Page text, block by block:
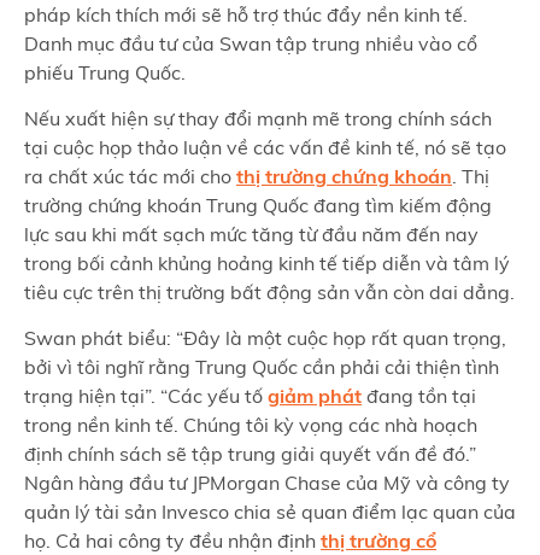
pháp kích thích mới sẽ hỗ trợ thúc đẩy nền kinh tế.
Danh mục đầu tư của Swan tập trung nhiều vào cổ
phiếu Trung Quốc.
Nếu xuất hiện sự thay đổi mạnh mẽ trong chính sách
tại cuộc họp thảo luận về các vấn đề kinh tế, nó sẽ tạo
ra chất xúc tác mới cho thị trường chứng khoán . Thị
trường chứng khoán Trung Quốc đang tìm kiếm động
lực sau khi mất sạch mức tăng từ đầu năm đến nay
trong bối cảnh khủng hoảng kinh tế tiếp diễn và tâm lý
tiêu cực trên thị trường bất động sản vẫn còn dai dẳng.
Swan phát biểu: “Đây là một cuộc họp rất quan trọng,
bởi vì tôi nghĩ rằng Trung Quốc cần phải cải thiện tình
trạng hiện tại”. “Các yếu tố giảm phát đang tồn tại
trong nền kinh tế. Chúng tôi kỳ vọng các nhà hoạch
định chính sách sẽ tập trung giải quyết vấn đề đó.”
Ngân hàng đầu tư JPMorgan Chase của Mỹ và công ty
quản lý tài sản Invesco chia sẻ quan điểm lạc quan của
họ. Cả hai công ty đều nhận định thị trường cổ